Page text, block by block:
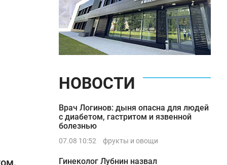
НОВОСТИ
Врач Логинов: дыня опасна для людей
с диабетом, гастритом и язвенной
болезнью
07.08 10:52 фрукты и овощи
Гинеколог Лубнин назвал